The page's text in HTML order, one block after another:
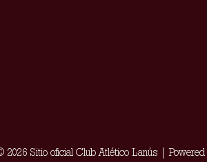
2026 Sitio oficial Club Atlético Lanús |